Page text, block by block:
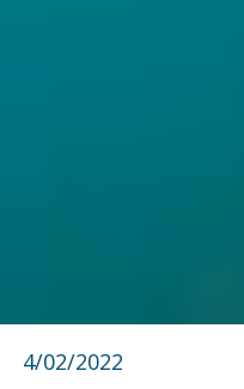
4/02/2022